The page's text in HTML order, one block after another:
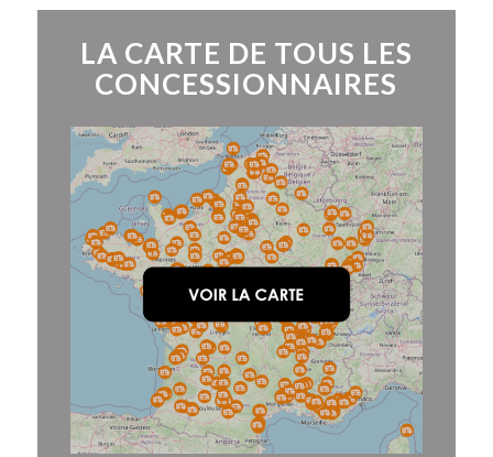
LA CARTE DE TOUS LES
CONCESSIONNAIRES